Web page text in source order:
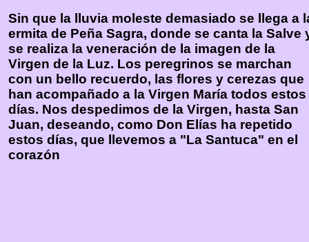
Sin que la lluvia moleste demasiado se llega a
ermita de Peña Sagra, donde se canta la Salve
se realiza la veneración de la imagen de la
Virgen de la Luz. Los peregrinos se marchan
con un bello recuerdo, las flores y cerezas que
han acompañado a la Virgen María todos estos
días. Nos despedimos de la Virgen, hasta San
Juan, deseando, como Don Elías ha repetido
estos días, que llevemos a "La Santuca" en el
corazón